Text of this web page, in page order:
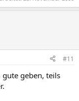
#11
gute geben, teils